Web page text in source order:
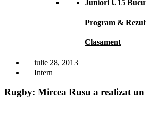
Juniori U15
Program &
Clasament
iulie 28, 2013
Intern
Rugby: Mircea Rusu a realizat un